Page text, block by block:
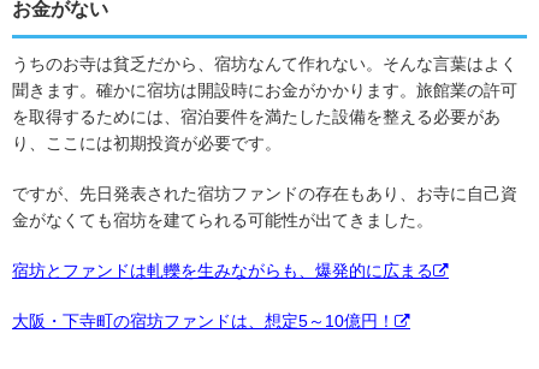
お金がない
うちのお寺は貧乏だから、宿坊なんて作れない。そんな言葉はよく
聞きます。確かに宿坊は開設時にお金がかかります。旅館業の許可
を取得するためには、宿泊要件を満たした設備を整える必要があ
り、ここには初期投資が必要です。
ですが、先日発表された宿坊ファンドの存在もあり、お寺に自己資
金がなくても宿坊を建てられる可能性が出てきました。
宿坊とファンドは軋轢を生みながらも、爆発的に広まる
大阪・下寺町の宿坊ファンドは、想定5～10億円！